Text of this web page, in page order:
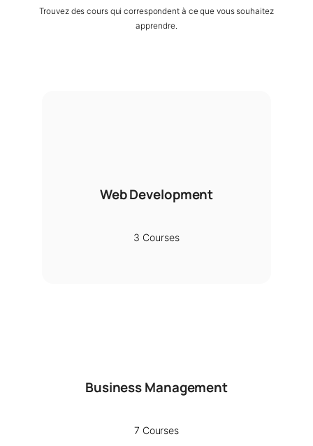
Trouvez des cours qui correspondent à ce que vous souhaitez
apprendre.
Web Development
3 Courses
Business Management
7 Courses